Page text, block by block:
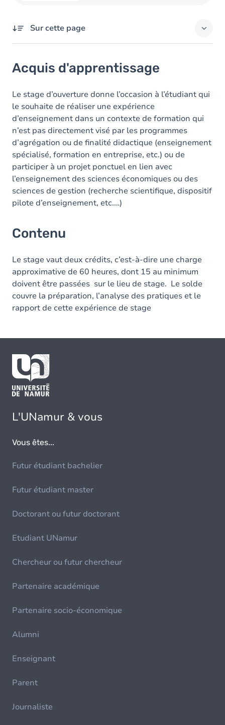
Sur cette page
Contenu
Acquis d'apprentissage
Le stage d’ouverture donne l’occasion à l’étudiant qui
le souhaite de réaliser une expérience
d’enseignement dans un contexte de formation qui
n’est pas directement visé par les programmes
d’agrégation ou de finalité didactique (enseignement
spécialisé, formation en entreprise, etc.) ou de
participer à un projet ponctuel en lien avec
l’enseignement des sciences économiques ou des
sciences de gestion (recherche scientifique, dispositif
pilote d’enseignement, etc.…)
Contenu
Le stage vaut deux crédits, c’est-à-dire une charge
approximative de 60 heures, dont 15 au minimum
doivent être passées sur le lieu de stage. Le solde
couvre la préparation, l’analyse des pratiques et le
rapport de cette expérience de stage
L'UNamur & vous
Vous êtes...
Futur étudiant bachelier
Futur étudiant master
Doctorant ou futur doctorant
Etudiant UNamur
Chercheur ou futur chercheur
Partenaire académique
Partenaire socio-économique
Alumni
Enseignant
Parent
Journaliste